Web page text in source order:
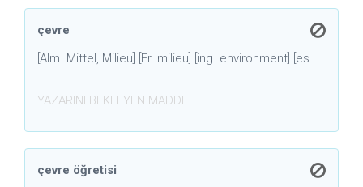
çevre
[Alm. Mittel, Milieu] [Fr. milieu] [ing. environment] [es. t. muhit]: Yaşamın gelişmesinde etki yapan doğal, toplumsal, kültürel dış koşulların toplamı.
YAZARINI BEKLEYEN MADDE....
çevre öğretisi